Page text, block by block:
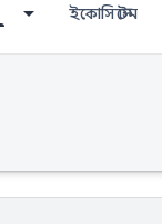
ইকোসিস্টেম